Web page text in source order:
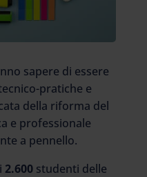
sapere di essere
pratiche e
della riforma del
e professionale
a pennello.
2.600studenti delle